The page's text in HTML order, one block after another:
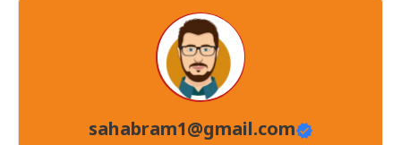
sahabram1@gmail.com